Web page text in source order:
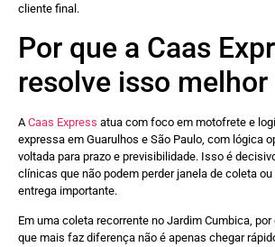
cliente final.
Por que a Caas
resolve isso melhor
A Caas Express atua com foco em motofrete e
expressa em Guarulhos e São Paulo, com lógica
voltada para prazo e previsibilidade. Isso é
clínicas que não podem perder janela de coleta
entrega importante.
Em uma coleta recorrente no Jardim Cumbica, por
que mais faz diferença não é apenas chegar